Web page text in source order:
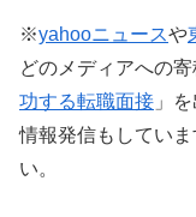
※yahooニュースや
どのメディアへの寄
功する転職面接 」
情報発信もしてい
い。